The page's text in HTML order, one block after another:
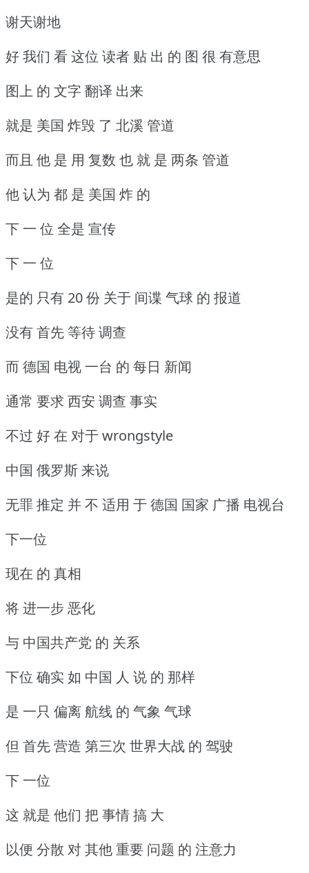
谢天谢地
好 我们 看 这位 读者 贴 出 的 图 很 有意思
图上 的 文字 翻译 出来
就是 美国 炸毁 了 北溪 管道
而且 他 是 用 复数 也 就 是 两条 管道
他 认为 都 是 美国 炸 的
下 一 位 全是 宣传
下 一 位
是的 只有 20 份 关于 间谍 气球 的 报道
没有 首先 等待 调查
而 德国 电视 一台 的 每日 新闻
通常 要求 西安 调查 事实
不过 好 在 对于 wrongstyle
中国 俄罗斯 来说
无罪 推定 并 不 适用 于 德国 国家 广播 电视台
下一位
现在 的 真相
将 进一步 恶化
与 中国共产党 的 关系
下位 确实 如 中国 人 说 的 那样
是 一只 偏离 航线 的 气象 气球
但 首先 营造 第三次 世界大战 的 驾驶
下 一位
这 就是 他们 把 事情 搞 大
以便 分散 对 其他 重要 问题 的 注意力